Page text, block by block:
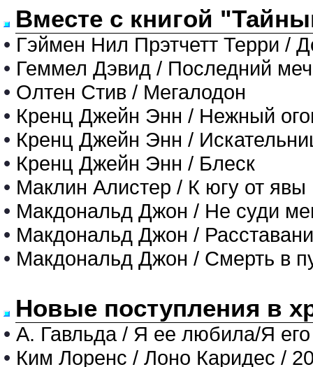
Вместе с книгой
• Гэймен Нил Прэтчетт Терри /
• Геммел Дэвид / Последний
• Олтен Стив / Мегалодон
• Кренц Джейн Энн / Нежный
• Кренц Джейн Энн /
• Кренц Джейн Энн / Блеск
• Маклин Алистер / К югу от явы
• Макдональд Джон / Не суди
• Макдональд Джон /
• Макдональд Джон / Смерть в
Новые поступления в
• А. Гавльда / Я ее любила/Я
• Ким Лоренс / Лоно Каридес /